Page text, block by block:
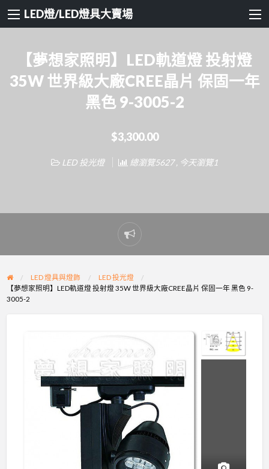
LED燈/LED燈具大賣場
【夢想家照明】LED軌道燈 投射燈
35W 世界級大廠CREE晶片 保固一年
黑色 9-3005-2
$3,300.00
LED 投光燈 總瀏覽5627 , 今天瀏覽1
Report
problem
LED 燈具與燈飾
LED 投光燈
【夢想家照明】LED軌道燈 投射燈 35W 世界級大廠CREE晶片 保固一年 黑色 9-
3005-2